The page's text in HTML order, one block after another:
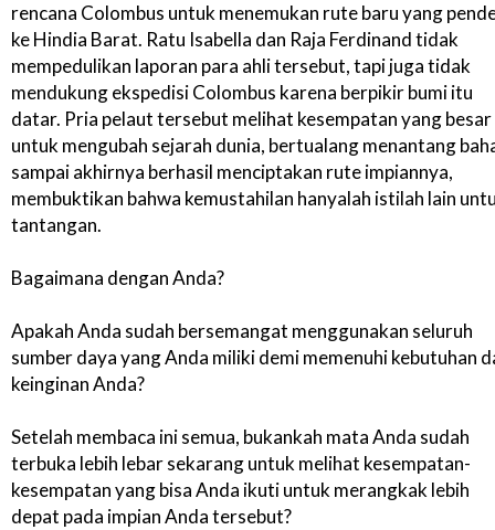
rencana Colombus untuk menemukan rute baru yang
ke Hindia Barat. Ratu Isabella dan Raja Ferdinand tidak
mempedulikan laporan para ahli tersebut, tapi juga tidak
mendukung ekspedisi Colombus karena berpikir bumi itu
datar. Pria pelaut tersebut melihat kesempatan yang besar
untuk mengubah sejarah dunia, bertualang menantang
sampai akhirnya berhasil menciptakan rute impiannya,
membuktikan bahwa kemustahilan hanyalah istilah lain
tantangan.
Bagaimana dengan Anda?
Apakah Anda sudah bersemangat menggunakan seluruh
sumber daya yang Anda miliki demi memenuhi kebutuhan
keinginan Anda?
Setelah membaca ini semua, bukankah mata Anda sudah
terbuka lebih lebar sekarang untuk melihat kesempatan-
kesempatan yang bisa Anda ikuti untuk merangkak lebih
depat pada impian Anda tersebut?